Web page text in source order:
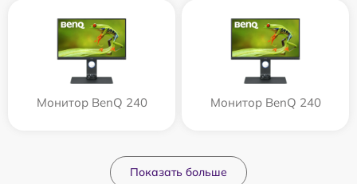
Монитор BenQ 240 Монитор BenQ 240
Показать больше